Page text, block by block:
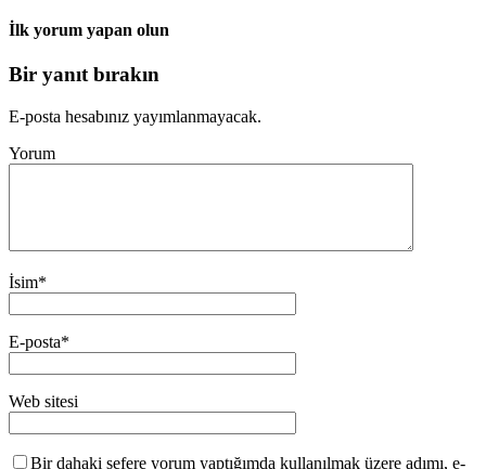
İlk yorum yapan olun
Bir yanıt bırakın
E-posta hesabınız yayımlanmayacak.
Yorum
İsim*
E-posta*
Web sitesi
Bir dahaki sefere yorum yaptığımda kullanılmak üzere adımı, e-